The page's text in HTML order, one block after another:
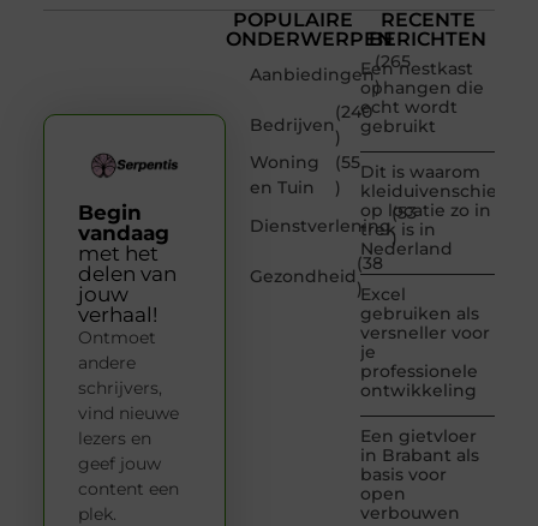
POPULAIRE
ONDERWERPEN
Aanbiedingen
(265
)
Bedrijven
(240
)
Woning
en Tuin
(55
)
Dienstverlening
(53
)
Gezondheid
(38
)
RECENTE
BERICHTEN
Een nestkast
ophangen die
echt wordt
gebruikt
Dit is waarom
kleiduivenschieten
op locatie zo in
trek is in
Nederland
Excel
gebruiken als
versneller voor
je
professionele
ontwikkeling
Een gietvloer
in Brabant als
basis voor
open
verbouwen
Begin
vandaag
met het
delen van
jouw
verhaal!
Ontmoet
andere
schrijvers,
vind nieuwe
lezers en
geef jouw
content een
plek.